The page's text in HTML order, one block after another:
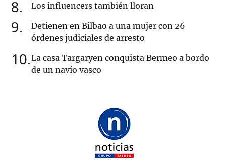
8 Los influencers también lloran
9
Detienen en Bilbao a una mujer con 26
órdenes judiciales de arresto
10 La casa Targaryen conquista Bermeo a bordo
de un navío vasco